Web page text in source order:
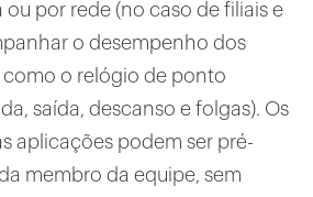
ou por rede (no caso de filiais e
o desempenho dos
o relógio de ponto
saída, descanso e folgas). Os
aplicações podem ser pré-
membro da equipe, sem